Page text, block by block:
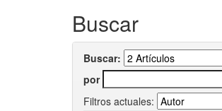
Buscar
Buscar:
por
Filtros actuales: